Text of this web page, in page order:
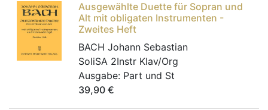
Ausgewählte Duette für Sopran und
Alt mit obligaten Instrumenten -
Zweites Heft
BACH Johann Sebastian
SoliSA 2Instr Klav/Org
Ausgabe: Part und St
39,90 €